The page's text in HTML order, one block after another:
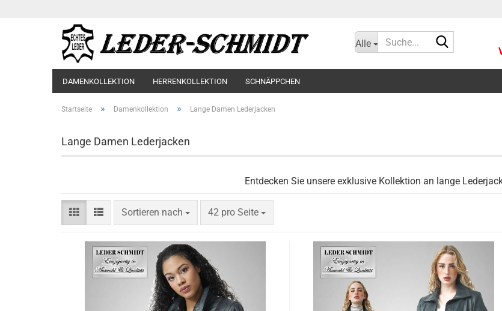
Alle
DAMENKOLLEKTION HERRENKOLLEKTION SCHNÄPPCHEN
Startseite » Damenkollektion » Lange Damen Lederjacken
Lange Damen Lederjacken
Entdecken Sie unsere exklusive Kollektion an lange
Sortieren nach
Sortieren nach 42 pro Seite
pro Seite